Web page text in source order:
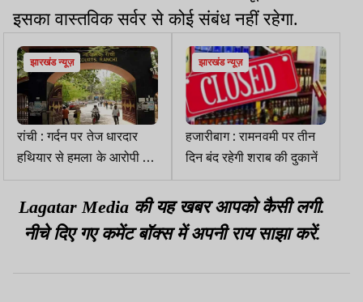
इसका वास्तविक सर्वर से कोई संबंध नहीं रहेगा.
झारखंड न्यूज़
रांची : गर्दन पर तेज धारदार
हथियार से हमला के आरोपी को
10 साल की सजा
झारखंड न्यूज़
हजारीबाग : रामनवमी पर तीन
दिन बंद रहेगी शराब की दुकानें
Lagatar Media की यह खबर आपको कैसी लगी.
नीचे दिए गए कमेंट बॉक्स में अपनी राय साझा करें.